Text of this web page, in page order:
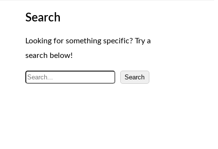
Search
Looking for something specific? Try a
search below!
A
Search